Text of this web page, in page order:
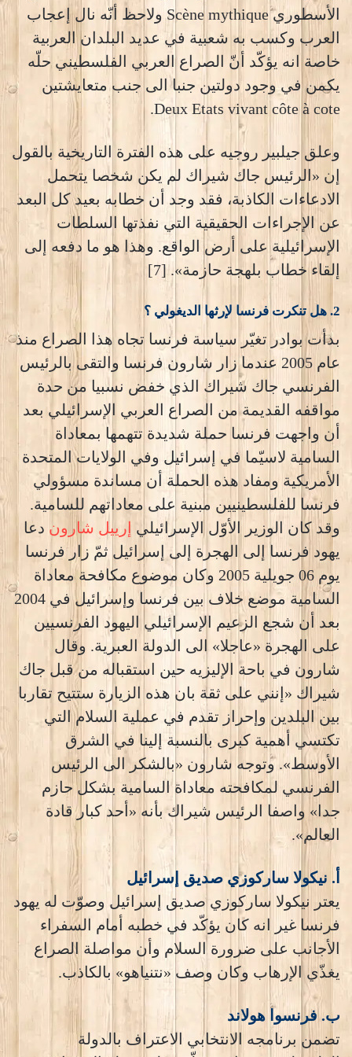
الأسطوري Scène mythique ولاحظ أنّه نال إعجاب
العرب وكسب به شعبية في عديد البلدان العربية
خاصة انه يؤكّد أنّ الصراع العربي الفلسطيني حلّه
يكمن في وجود دولتين جنبا الى جنب متعايشتين
Deux Etats vivant côte à cote.
وعلق جيلبير روجيه على هذه الفترة التاريخية بالقول
إن «الرئيس جاك شيراك لم يكن شخصا يتحمل
الادعاءات الكاذبة، فقد وجد أن خطابه بعيد كل البعد
عن الإجراءات الحقيقية التي نفذتها السلطات
الإسرائيلية على أرض الواقع. وهذا هو ما دفعه إلى
إلقاء خطاب بلهجة حازمة». [7]
2. هل تنكرت فرنسا لإرثها الديغولي ؟
بدأت بوادر تغيّر سياسة فرنسا تجاه هذا الصراع منذ
عام 2005 عندما زار شارون فرنسا والتقى بالرئيس
الفرنسي جاك شيراك الذي خفض نسبيا من حدة
مواقفه القديمة من الصراع العربي الإسرائيلي بعد
أن واجهت فرنسا حملة شديدة تتهمها بمعاداة
السامية لاسيّما في إسرائيل وفي الولايات المتحدة
الأمريكية ومفاد هذه الحملة أن مساندة مسؤولي
فرنسا للفلسطينيين مبنية على معاداتهم للسامية.
وقد كان الوزير الأوّل الإسرائيلي إرييل شارون دعا
يهود فرنسا إلى الهجرة إلى إسرائيل ثمّ زار فرنسا
يوم 06 جويلية 2005 وكان موضوع مكافحة معاداة
السامية موضع خلاف بين فرنسا وإسرائيل في 2004
بعد أن شجع الزعيم الإسرائيلي اليهود الفرنسيين
على الهجرة «عاجلا» الى الدولة العبرية. وقال
شارون في باحة الإليزيه حين استقباله من قبل جاك
شيراك «إنني على ثقة بان هذه الزيارة ستتيح تقاربا
بين البلدين وإحراز تقدم في عملية السلام التي
تكتسي أهمية كبرى بالنسبة إلينا في الشرق
الأوسط». وتوجه شارون «بالشكر الى الرئيس
الفرنسي لمكافحته معاداة السامية بشكل حازم
جدا» واصفا الرئيس شيراك بأنه «أحد كبار قادة
العالم».
أ. نيكولا ساركوزي صديق إسرائيل
يعتر نيكولا ساركوزي صديق إسرائيل وصوّت له يهود
فرنسا غير انه كان يؤكّد في خطبه أمام السفراء
الأجانب على ضرورة السلام وأن مواصلة الصراع
يغذّي الإرهاب وكان وصف «نتنياهو» بالكاذب.
ب. فرنسوا هولاند
تضمن برنامجه الانتخابي الاعتراف بالدولة